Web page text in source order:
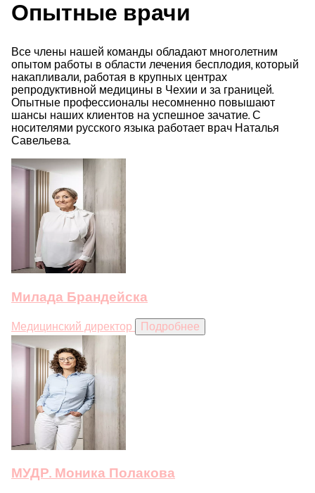
Опытные врачи
Все члены нашей команды обладают многолетним
опытом работы в области лечения бесплодия, который
накапливали, работая в крупных центрах
репродуктивной медицины в Чехии и за границей.
Опытные профессионалы несомненно повышают
шансы наших клиентов на успешное зачатие. С
носителями русского языка работает врач Наталья
Савельева.
Милада Брандейска
Медицинский директор Подробнее
МУДР. Моника Полакова